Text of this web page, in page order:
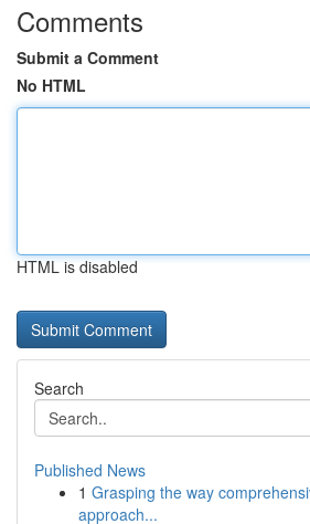
Comments
Submit a Comment
No HTML
HTML is disabled
Search
Published News
1 Grasping the way
approach...